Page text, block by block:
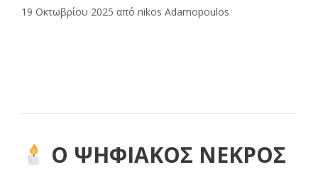
19 Οκτωβρίου 2025 από nikos Adamopoulos
Ο ΨΗΦΙΑΚΟΣ ΝΕΚΡΟΣ